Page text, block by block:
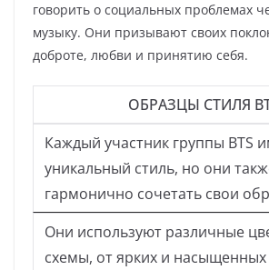
говорить о социальных проблемах
музыку. Они призывают своих
доброте, любви и принятию себя.
ОБРАЗЦЫ СТИЛЯ
Каждый участник группы BTS
уникальный стиль, но они
гармонично сочетать свои
Они используют различные
схемы, от ярких и насыщенных